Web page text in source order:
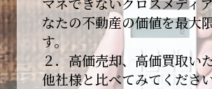
引き続きどうぞよろしくお願いい
2025-12-20
【年末年始休業のお知らせ】
なたの不動産の価値を最大
す。
２．高価売却、高価買取いた
他社様と比べてみてください